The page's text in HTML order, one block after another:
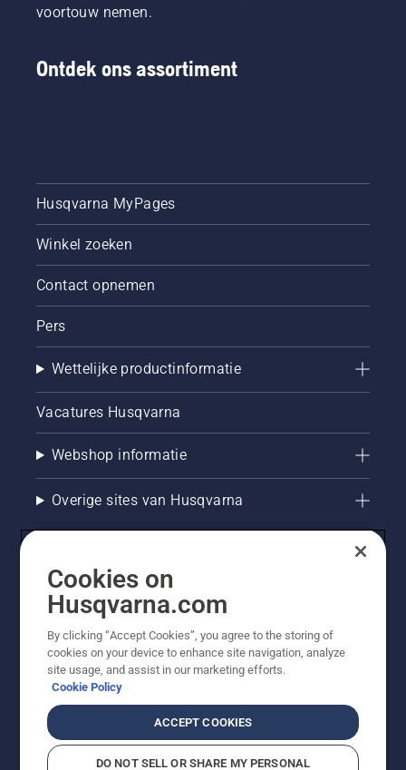
voortouw nemen.
Ontdek ons assortiment
Husqvarna MyPages
Winkel zoeken
Contact opnemen
Pers
Wettelijke productinformatie
Vacatures Husqvarna
Webshop informatie
Overige sites van Husqvarna
© Husqvarna AB (publ). Alle rechten voorbehouden. De
getoonde prijzen zijn consumentenadviesprijzen. Alle
vermelde prijzen zijn adviesverkoopprijzen (incl. BTW),
tenzij het product beschikbaar is voor directe aankoop.
CookiebeleidGebruiksvoorwaarden Privacyverklaring
Cookies on
Husqvarna.com
By clicking “Accept Cookies”, you agree to the storing of
cookies on your device to enhance site navigation, analyze
site usage, and assist in our marketing efforts.
Cookie Policy
ACCEPT COOKIES
DO NOT SELL OR SHARE MY PERSONAL